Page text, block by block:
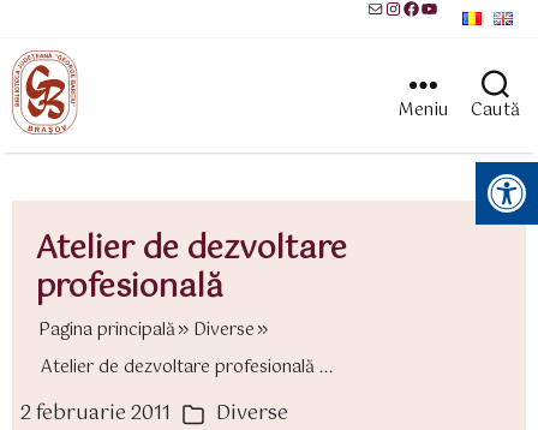
MailInstagram
Facebook
YouTube
Meniu Caută
Instrumente pentru accesibilitate
Atelier de dezvoltare
profesională
Pagina principală
Diverse
Atelier de dezvoltare profesională ...
2 februarie 2011 Categorii
Diverse